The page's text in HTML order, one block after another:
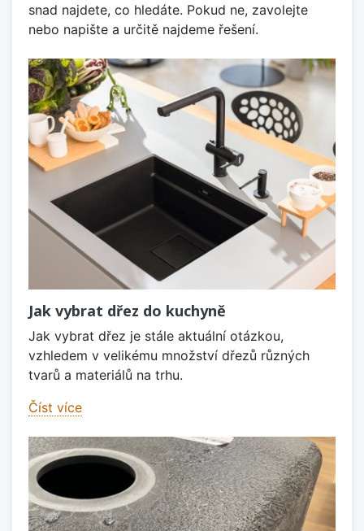
snad najdete, co hledáte. Pokud ne, zavolejte
nebo napište a určitě najdeme řešení.
Jak vybrat dřez do kuchyně
Jak vybrat dřez je stále aktuální otázkou,
vzhledem v velikému množství dřezů různých
tvarů a materiálů na trhu.
Číst více